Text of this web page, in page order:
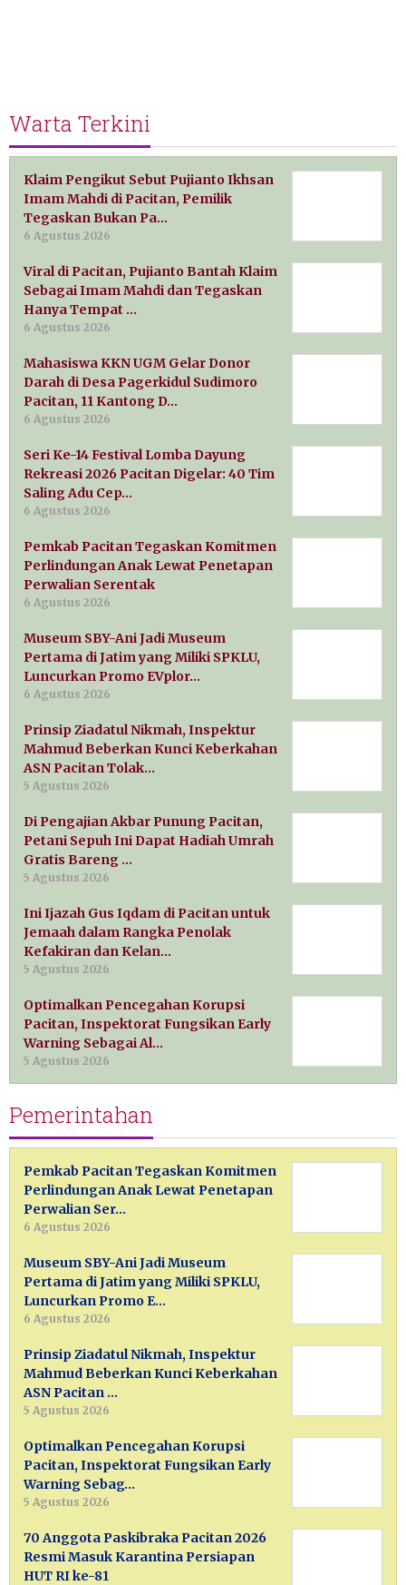
Warta Terkini
Klaim Pengikut Sebut Pujianto Ikhsan
Imam Mahdi di Pacitan, Pemilik
Tegaskan Bukan Pa…
6 Agustus 2026
Viral di Pacitan, Pujianto Bantah Klaim
Sebagai Imam Mahdi dan Tegaskan
Hanya Tempat …
6 Agustus 2026
Mahasiswa KKN UGM Gelar Donor
Darah di Desa Pagerkidul Sudimoro
Pacitan, 11 Kantong D…
6 Agustus 2026
Seri Ke-14 Festival Lomba Dayung
Rekreasi 2026 Pacitan Digelar: 40 Tim
Saling Adu Cep…
6 Agustus 2026
Pemkab Pacitan Tegaskan Komitmen
Perlindungan Anak Lewat Penetapan
Perwalian Serentak
6 Agustus 2026
Museum SBY-Ani Jadi Museum
Pertama di Jatim yang Miliki SPKLU,
Luncurkan Promo EVplor…
6 Agustus 2026
Prinsip Ziadatul Nikmah, Inspektur
Mahmud Beberkan Kunci Keberkahan
ASN Pacitan Tolak…
5 Agustus 2026
Di Pengajian Akbar Punung Pacitan,
Petani Sepuh Ini Dapat Hadiah Umrah
Gratis Bareng …
5 Agustus 2026
Ini Ijazah Gus Iqdam di Pacitan untuk
Jemaah dalam Rangka Penolak
Kefakiran dan Kelan…
5 Agustus 2026
Optimalkan Pencegahan Korupsi
Pacitan, Inspektorat Fungsikan Early
Warning Sebagai Al…
5 Agustus 2026
Pemerintahan
Pemkab Pacitan Tegaskan Komitmen
Perlindungan Anak Lewat Penetapan
Perwalian Ser…
6 Agustus 2026
Museum SBY-Ani Jadi Museum
Pertama di Jatim yang Miliki SPKLU,
Luncurkan Promo E…
6 Agustus 2026
Prinsip Ziadatul Nikmah, Inspektur
Mahmud Beberkan Kunci Keberkahan
ASN Pacitan …
5 Agustus 2026
Optimalkan Pencegahan Korupsi
Pacitan, Inspektorat Fungsikan Early
Warning Sebag…
5 Agustus 2026
70 Anggota Paskibraka Pacitan 2026
Resmi Masuk Karantina Persiapan
HUT RI ke-81